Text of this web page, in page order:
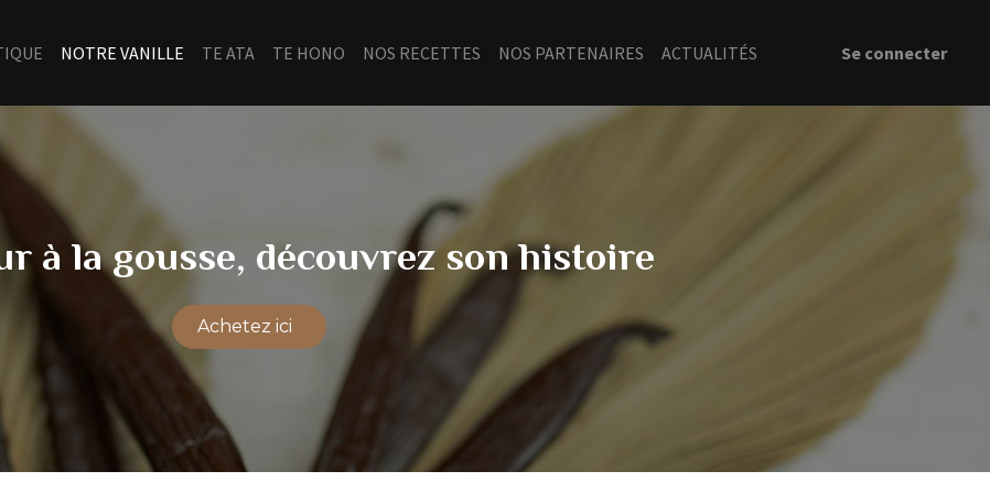
NOTRE VANILLE TE ATA TE HONO NOS RECETTES NOS PARTENAIRES ACTUALITÉS Se connecter
à la gousse, découvrez son histoire
Achetez ici